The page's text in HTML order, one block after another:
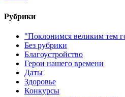
Рубрики
"Поклонимся великим тем
Без рубрики
Благоустройство
Герои нашего времени
Даты
Здоровье
Конкурсы